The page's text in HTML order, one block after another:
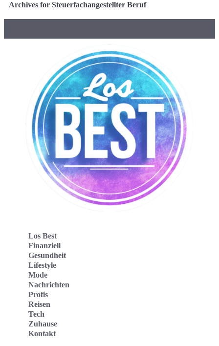
Archives for Steuerfachangestellter Beruf
Los Best
Finanziell
Gesundheit
Lifestyle
Mode
Nachrichten
Profis
Reisen
Tech
Zuhause
Kontakt